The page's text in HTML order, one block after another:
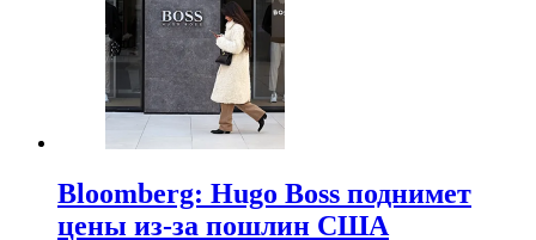
Bloomberg: Hugo Boss поднимет
цены из-за пошлин США